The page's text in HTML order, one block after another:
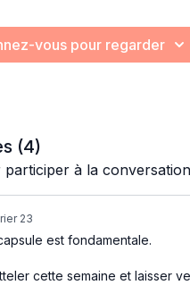
vous pour regarder
(4)
participer à la conversation
23
est fondamentale.
cette semaine et laisser